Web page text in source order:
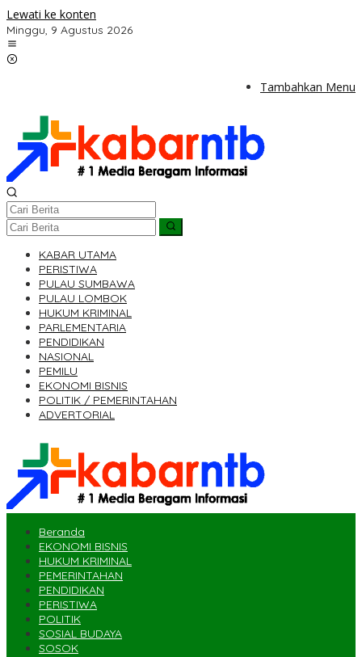
Lewati ke konten
Minggu, 9 Agustus 2026
Tambahkan Menu
KABAR UTAMA
PERISTIWA
PULAU SUMBAWA
PULAU LOMBOK
HUKUM KRIMINAL
PARLEMENTARIA
PENDIDIKAN
NASIONAL
PEMILU
EKONOMI BISNIS
POLITIK / PEMERINTAHAN
ADVERTORIAL
Beranda
EKONOMI BISNIS
HUKUM KRIMINAL
PEMERINTAHAN
PENDIDIKAN
PERISTIWA
POLITIK
SOSIAL BUDAYA
SOSOK